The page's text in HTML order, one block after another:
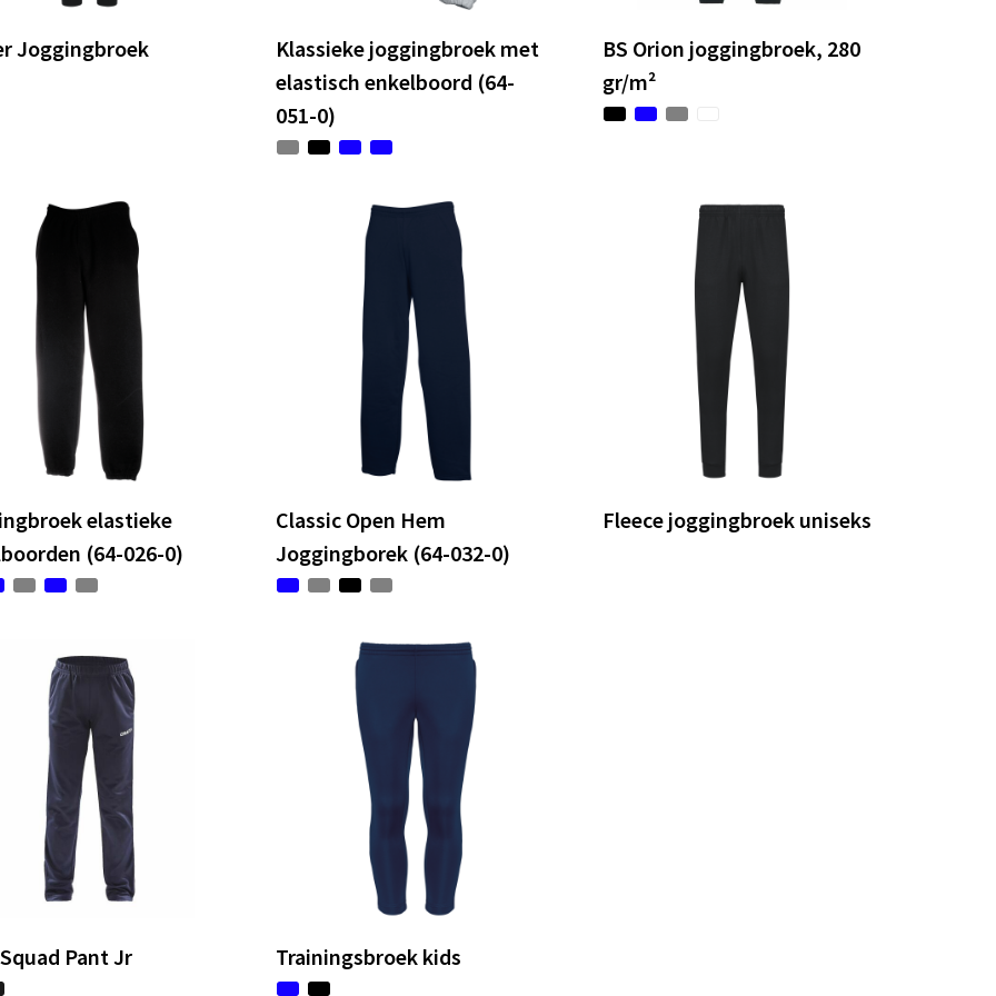
Joggingbroek
Klassieke joggingbroek met
elastisch enkelboord (64-
051-0)
BS Orion joggingbroek, 280
gr/m²
elastieke
(64-026-0)
Classic Open Hem
Joggingborek (64-032-0)
Fleece joggingbroek uniseks
Pant Jr Trainingsbroek kids